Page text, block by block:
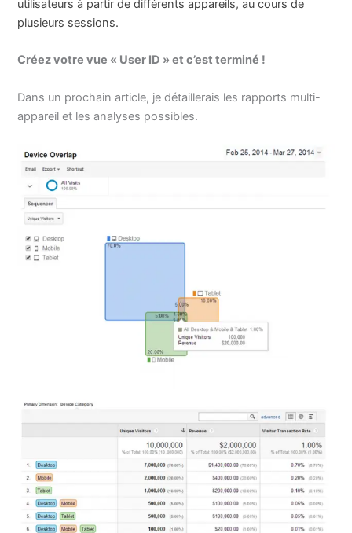
utilisateurs à partir de différents appareils, au cours de
plusieurs sessions.
Créez votre vue « User ID » et c’est terminé !
Dans un prochain article, je détaillerais les rapports multi-
appareil et les analyses possibles.